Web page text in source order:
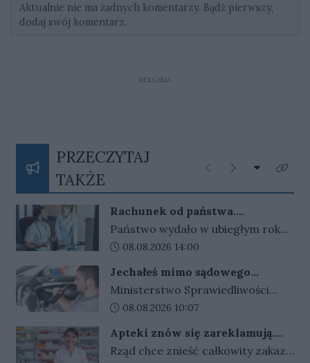
Aktualnie nie ma żadnych komentarzy. Bądź pierwszy,
dodaj swój komentarz.
REKLAMA
PRZECZYTAJ
TAKŻE
Poprzednie
Następne
Rozwiń
Kliknij
Rachunek od państwa.
Wydajemy więcej, niż zarabiamy.
Kwota rośnie z roku na rok
Państwo wydało w ubiegłym roku
niemal 2 biliony złotych. To aż 53
Polski. Najwięcej pochłonęły
emerytury, zdrowie i
bezpieczeństwo.
Data dodania artykułu:
08.08.2026 14:00
Jechałeś mimo sądowego
zakazu? Koniec z wyrokami w
zawieszeniu. Rząd zaostrza
przepisy dla kierowców
Ministerstwo Sprawiedliwości
szykuje ostre zmiany dla
zakazu prowadzenia auta i
recydywę po alkoholu ma grozić
Data dodania artykułu:
08.08.2026 10:07
Apteki znów się zareklamują.
Ale nie bez ograniczeń
Rząd chce znieść całkowity zakaz